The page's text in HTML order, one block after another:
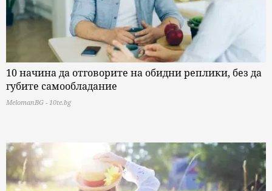
10 начина да отговорите на обидни реплики, без да
губите самообладание
MelomanBG - 10te.bg